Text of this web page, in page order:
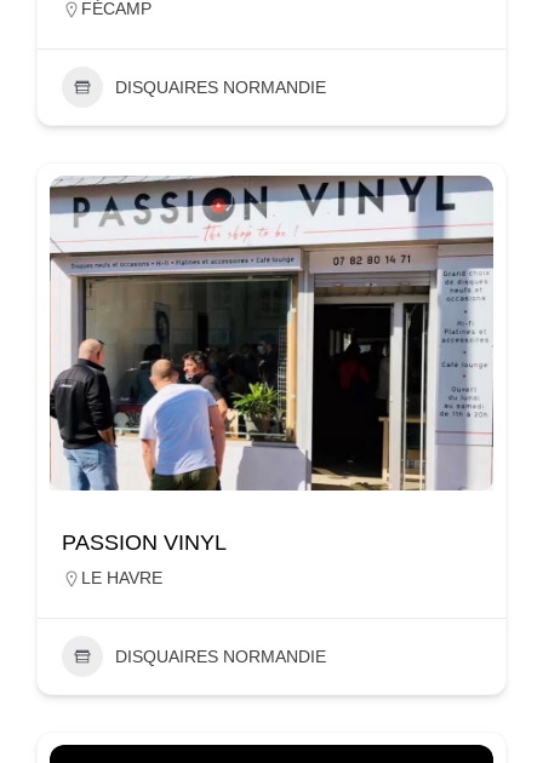
FÉCAMP
DISQUAIRES NORMANDIE
PASSION VINYL
LE HAVRE
DISQUAIRES NORMANDIE